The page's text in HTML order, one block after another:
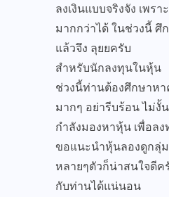
ลงเงินแบบจริงจัง เพร
มากกว่าได้ ในช่วงนี้ ศึ
แล้วจึง ลุยยครับ
สำหรับนักลงทุนในหุ้น
ช่วงนี้ท่านต้องศึกษาห
มากๆ อย่ารีบร้อน ไม่งั้
กำลังมองหาหุ้น เพื่อล
ขอแนะนำหุ้นลองดูกลุ่
หลายๆตัวก็น่าสนใจดีค
กับท่านได้แน่นอน